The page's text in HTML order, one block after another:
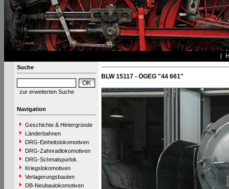
Suche
zur erweiterten Suche
Navigation
Geschichte & Hintergründe
Länderbahnen
DRG-Einheitslokomotiven
DRG-Zahnradlokomotiven
DRG-Schmalspurlok.
Kriegslokomotiven
Verlagerungsbauten
DB-Neubaulokomotiven
BLW 15117 - ÖGEG "44 661"